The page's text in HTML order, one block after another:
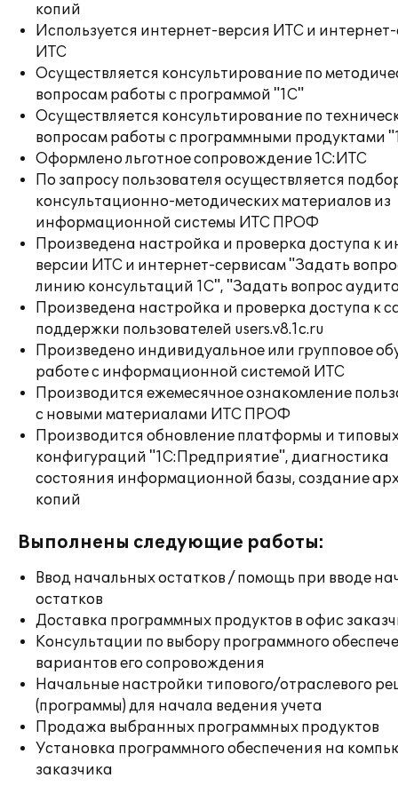
копий
Используется интернет-версия ИТС и
ИТС
Осуществляется консультирование по
вопросам работы с программой "1С"
Осуществляется консультирование по
вопросам работы с программными продуктами
Оформлено льготное сопровождение 1С:ИТС
По запросу пользователя осуществляется
консультационно-методических материалов из
информационной системы ИТС ПРОФ
Произведена настройка и проверка доступа к
версии ИТС и интернет-сервисам "Задать
линию консультаций 1С", "Задать вопрос
Произведена настройка и проверка доступа к
поддержки пользователей users.v8.1c.ru
Произведено индивидуальное или групповое
работе с информационной системой ИТС
Производится ежемесячное ознакомление
с новыми материалами ИТС ПРОФ
Производится обновление платформы и
конфигураций "1С:Предприятие", диагностика
состояния информационной базы, создание
копий
Выполнены следующие работы:
Ввод начальных остатков / помощь при вводе
остатков
Доставка программных продуктов в офис
Консультации по выбору программного
вариантов его сопровождения
Начальные настройки типового/отраслевого
(программы) для начала ведения учета
Продажа выбранных программных продуктов
Установка программного обеспечения на
заказчика